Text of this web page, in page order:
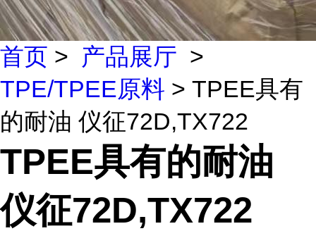
首页 > 产品展厅 >
TPE/TPEE原料 > TPEE具有
的耐油 仪征72D,TX722
TPEE具有的耐油
仪征72D,TX722